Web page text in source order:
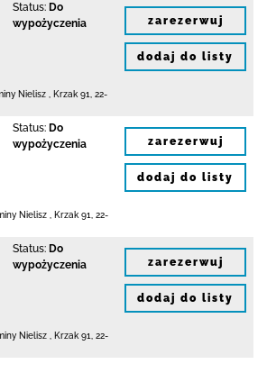
Status: Do
wypożyczenia
Nielisz Krzak 91
22-
zarezerwuj
dodaj do listy
Status: Do
wypożyczenia
Nielisz Krzak 91
22-
zarezerwuj
dodaj do listy
Status: Do
wypożyczenia
Nielisz Krzak 91
22-
zarezerwuj
dodaj do listy